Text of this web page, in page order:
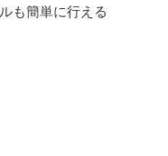
も簡単に行える